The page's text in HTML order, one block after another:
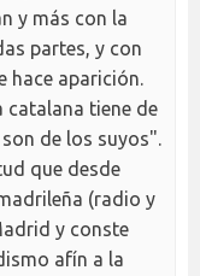
y más con la
partes, y con
hace aparición.
catalana tiene de
de los suyos".
que desde
(radio y
y conste
afín a la